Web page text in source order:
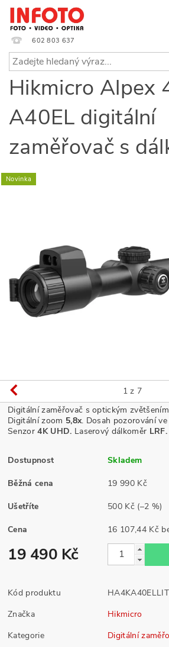
602 803 637
Hikmicro Alpex
A40EL digitální
zaměřovač s
Novinka
1 z 7
Digitální zaměřovač s optickým
Digitální zoom 5,8x. Dosah pozorování
Senzor 4K UHD. Laserový dálkoměr LRF.
Dostupnost Skladem
Běžná cena 19 990 Kč
Ušetříte 500 Kč (–2 %)
Cena 16
19 490 Kč
Kód produktu
Značka
Hikmicro
Kategorie
Digitální